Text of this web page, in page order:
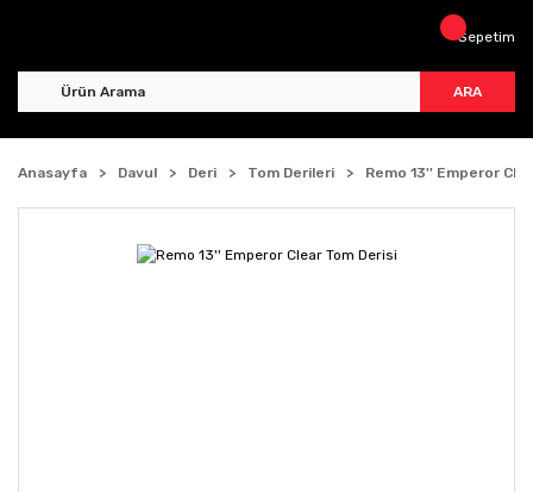
ARA
Sepetim
Anasayfa Davul Deri Tom Derileri Remo 13'' Emperor